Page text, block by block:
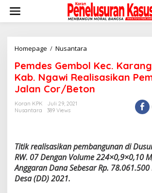
konten
Homepage / Nusantara
Kec.
Karanganyar
Kab.
Ngawi
Pemdes Gembol Kec.
Kab. Ngawi Realisasikan
Jalan Cor/Beton
Koran KPK
Juli 29, 2021
Nusantara
389 Views
Titik realisasikan pembangunan di
RW. 07 Dengan Volume 224×0,9×0,10
Anggaran Dana Sebesar Rp.
Desa (DD) 2021.